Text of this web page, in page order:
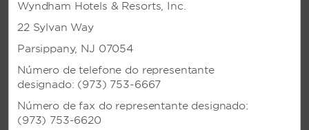
Equipamento audiovisual
Quadro de avisos
Business Center
Cadeiras
Conexões de modem de computador
Wyndham Hotels & Resorts, Inc.
22 Sylvan Way
Parsippany, NJ 07054
Número de telefone do representante
designado: (973) 753-6667
Número de fax do representante designado:
(973) 753-6620